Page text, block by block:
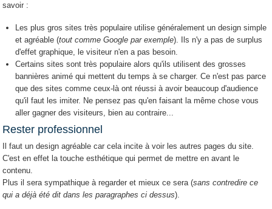
savoir :
Les plus gros sites très populaire utilise généralement un design simple
et agréable (tout comme Google par exemple). Ils n'y a pas de surplus
d'effet graphique, le visiteur n'en a pas besoin.
Certains sites sont très populaire alors qu'ils utilisent des grosses
bannières animé qui mettent du temps à se charger. Ce n'est pas parce
que des sites comme ceux-là ont réussi à avoir beaucoup d'audience
qu'il faut les imiter. Ne pensez pas qu'en faisant la même chose vous
aller gagner des visiteurs, bien au contraire...
Rester professionnel
Il faut un design agréable car cela incite à voir les autres pages du site.
C'est en effet la touche esthétique qui permet de mettre en avant le
contenu.
Plus il sera sympathique à regarder et mieux ce sera (sans contredire ce
qui a déjà été dit dans les paragraphes ci dessus).